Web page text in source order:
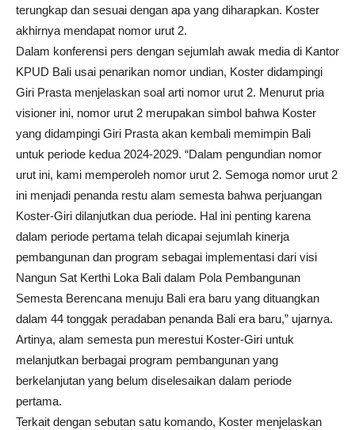
terungkap dan sesuai dengan apa yang diharapkan. Koster
akhirnya mendapat nomor urut 2.
Dalam konferensi pers dengan sejumlah awak media di Kantor
KPUD Bali usai penarikan nomor undian, Koster didampingi
Giri Prasta menjelaskan soal arti nomor urut 2. Menurut pria
visioner ini, nomor urut 2 merupakan simbol bahwa Koster
yang didampingi Giri Prasta akan kembali memimpin Bali
untuk periode kedua 2024-2029. “Dalam pengundian nomor
urut ini, kami memperoleh nomor urut 2. Semoga nomor urut 2
ini menjadi penanda restu alam semesta bahwa perjuangan
Koster-Giri dilanjutkan dua periode. Hal ini penting karena
dalam periode pertama telah dicapai sejumlah kinerja
pembangunan dan program sebagai implementasi dari visi
Nangun Sat Kerthi Loka Bali dalam Pola Pembangunan
Semesta Berencana menuju Bali era baru yang dituangkan
dalam 44 tonggak peradaban penanda Bali era baru,” ujarnya.
Artinya, alam semesta pun merestui Koster-Giri untuk
melanjutkan berbagai program pembangunan yang
berkelanjutan yang belum diselesaikan dalam periode
pertama.
Terkait dengan sebutan satu komando, Koster menjelaskan